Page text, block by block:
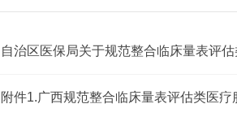
自治区医保局关于规范整合临床量表评
附件1.广西规范整合临床量表评估类医